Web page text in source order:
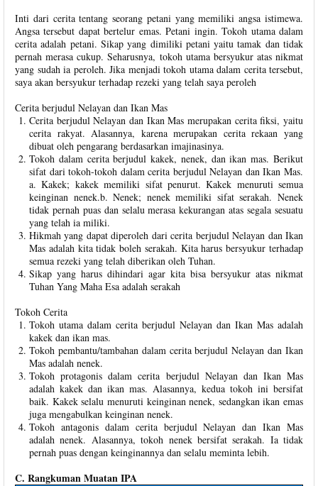
Inti dari cerita tentang seorang petani yang memiliki angsa istimewa.
Angsa tersebut dapat bertelur emas. Petani ingin. Tokoh utama dalam
cerita adalah petani. Sikap yang dimiliki petani yaitu tamak dan tidak
pernah merasa cukup. Seharusnya, tokoh utama bersyukur atas nikmat
yang sudah ia peroleh. Jika menjadi tokoh utama dalam cerita tersebut,
saya akan bersyukur terhadap rezeki yang telah saya peroleh
Cerita berjudul Nelayan dan Ikan Mas
Cerita berjudul Nelayan dan Ikan Mas merupakan cerita fiksi, yaitu
cerita rakyat. Alasannya, karena merupakan cerita rekaan yang
dibuat oleh pengarang berdasarkan imajinasinya.
Tokoh dalam cerita berjudul kakek, nenek, dan ikan mas. Berikut
sifat dari tokoh-tokoh dalam cerita berjudul Nelayan dan Ikan Mas.
a. Kakek; kakek memiliki sifat penurut. Kakek menuruti semua
keinginan nenek.b. Nenek; nenek memiliki sifat serakah. Nenek
tidak pernah puas dan selalu merasa kekurangan atas segala sesuatu
yang telah ia miliki.
Hikmah yang dapat diperoleh dari cerita berjudul Nelayan dan Ikan
Mas adalah kita tidak boleh serakah. Kita harus bersyukur terhadap
semua rezeki yang telah diberikan oleh Tuhan.
Sikap yang harus dihindari agar kita bisa bersyukur atas nikmat
Tuhan Yang Maha Esa adalah serakah
Tokoh Cerita
Tokoh utama dalam cerita berjudul Nelayan dan Ikan Mas adalah
kakek dan ikan mas.
Tokoh pembantu/tambahan dalam cerita berjudul Nelayan dan Ikan
Mas adalah nenek.
Tokoh protagonis dalam cerita berjudul Nelayan dan Ikan Mas
adalah kakek dan ikan mas. Alasannya, kedua tokoh ini bersifat
baik. Kakek selalu menuruti keinginan nenek, sedangkan ikan emas
juga mengabulkan keinginan nenek.
Tokoh antagonis dalam cerita berjudul Nelayan dan Ikan Mas
adalah nenek. Alasannya, tokoh nenek bersifat serakah. Ia tidak
pernah puas dengan keinginannya dan selalu meminta lebih.
C. Rangkuman Muatan IPA